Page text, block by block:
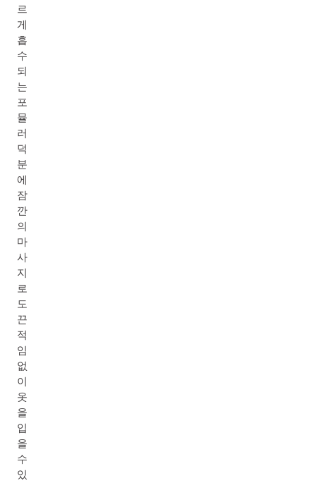
르
게
흡
수
되
는
포
뮬
러
덕
분
에
잠
깐
의
마
사
지
로
도
끈
적
임
없
이
옷
을
입
을
수
있